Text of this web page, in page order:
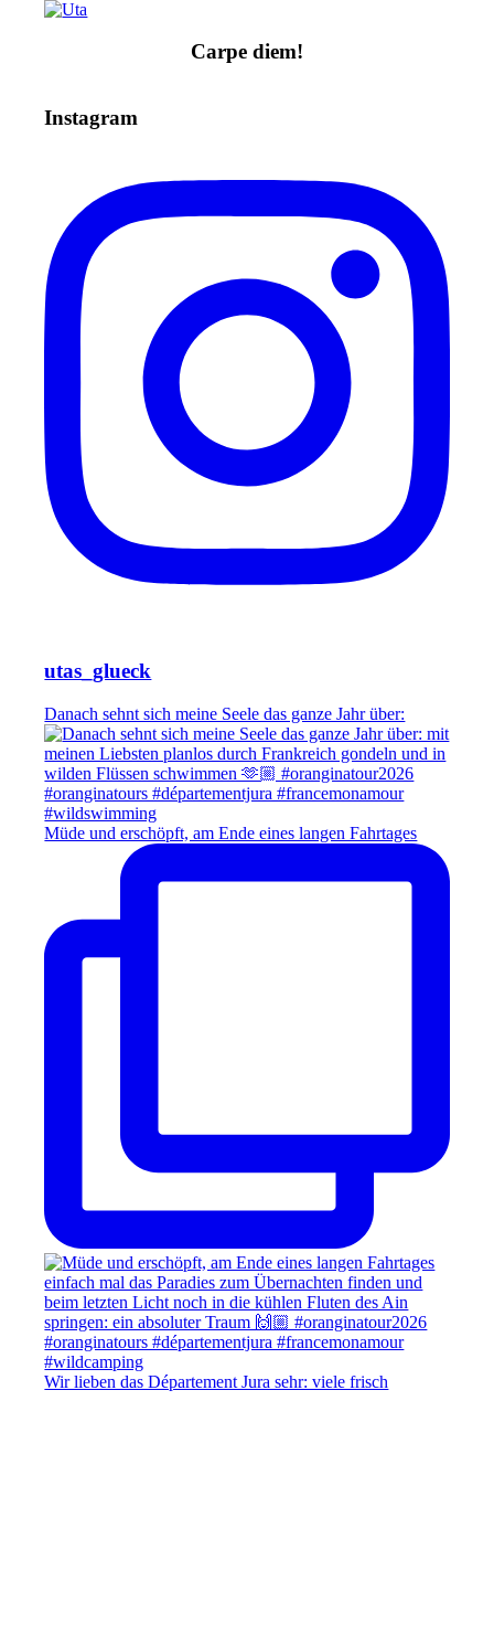
Carpe diem!
Instagram
utas_glueck
Danach sehnt sich meine Seele das ganze Jahr über:
Müde und erschöpft, am Ende eines langen Fahrtages
Wir lieben das Département Jura sehr: viele frisch